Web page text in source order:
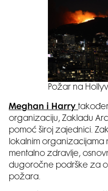
Požar na
Meghan i Harry također
organizaciju, Zakladu
pomoć široj zajednici.
lokalnim organizacijama
mentalno zdravlje,
dugoročne podrške za
požara.